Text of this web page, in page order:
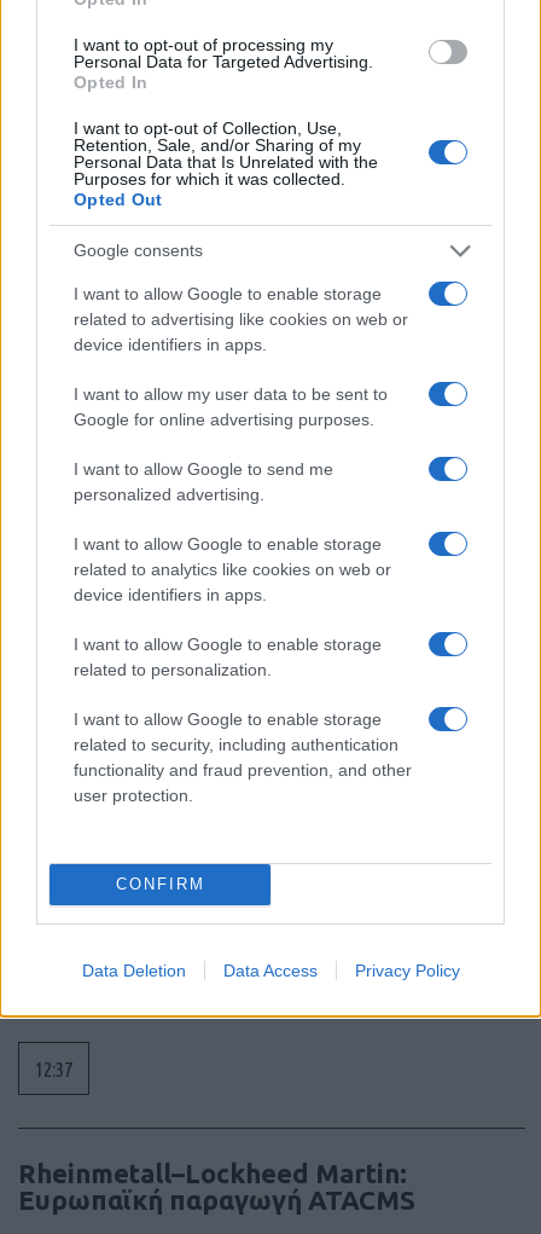
I want to opt-out of processing my
Personal Data for Targeted Advertising.
Opted In
I want to opt-out of Collection, Use,
Retention, Sale, and/or Sharing of my
Personal Data that Is Unrelated with the
Purposes for which it was collected.
Opted Out
Google consents
I want to allow Google to enable storage
related to advertising like cookies on web or
device identifiers in apps.
I want to allow my user data to be sent to
Google for online advertising purposes.
I want to allow Google to send me
personalized advertising.
I want to allow Google to enable storage
related to analytics like cookies on web or
device identifiers in apps.
I want to allow Google to enable storage
related to personalization.
I want to allow Google to enable storage
related to security, including authentication
functionality and fraud prevention, and other
user protection.
CONFIRM
Data Deletion Data Access Privacy Policy
Η Γερουσία των ΗΠΑ απέτρεψε διακοπή
λειτουργίας της κυβέρνησης, πριν τις
εκλογές Νοεμβρίου
13:54
Ο Οδυσσέας ταξίδευε με πλοίο των
Βίκινγκς; Η επιλογή του Νόλαν και η
πραγματική μυκηναϊκή ναυπηγική
Σαουδική Αραβία: ανάλωσε το 86% των
πυραύλων Patriot PAC-3 μέσα σε 38
ημέρες
Τρεις νεκροί, ανάμεσά τους ένα μικρό
παιδί, από ρωσική επίθεση στο Κίεβο
12:55
745 εκατ. δολάρια στη Raytheon για SM-
12:37
Rheinmetall–Lockheed Martin:
Ευρωπαϊκή παραγωγή ATACMS